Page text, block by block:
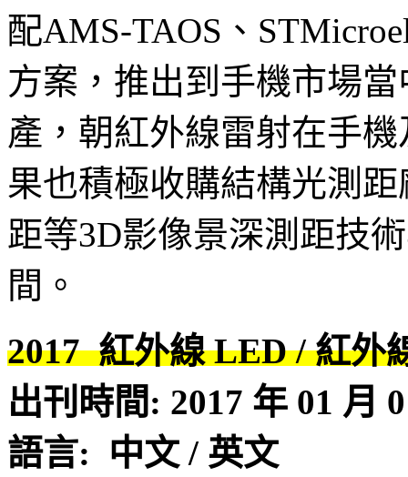
配AMS-TAOS、
方案，推出到手機市場
產，朝紅外線雷射在手
果也積極收購結構光測
距等3D影像景深測距技
間。
2017紅外線LED /紅外
出刊時間 : 2017 年 01 月
語言: 中文 / 英文